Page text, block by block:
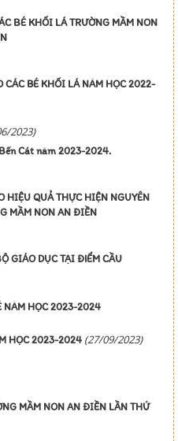
BÉ KHỐI LÁ TRƯỜNG MẦM NON
CÁC BÉ KHỐI LÁ NĂM HỌC 2022-
2023)
Cát năm 2023-2024.
HIỆU QUẢ THỰC HIỆN NGUYÊN
MẦM NON AN ĐIỀN
GIÁO DỤC TẠI ĐIỂM CẦU
NĂM HỌC 2023-2024
HỌC 2023-2024 (27/09/2023)
MẦM NON AN ĐIỀN LẦN THỨ